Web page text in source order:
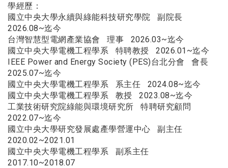
學經歷：
國立中央大學永續與綠能科技研究學院 副院長
2026.08~迄今
台灣智慧型電網產業協會 理事 2026.03~迄今
國立中央大學電機工程學系 特聘教授 2026.01~迄今
IEEE Power and Energy Society (PES)台北分會 會長
2025.07~迄今
國立中央大學電機工程學系 系主任 2024.08~迄今
國立中央大學電機工程學系 教授 2023.08~迄今
工業技術研究院綠能與環境研究所 特聘研究顧問
2022.07~迄今
國立中央大學研究發展處產學營運中心 副主任
2020.02~2021.01
國立中央大學電機工程學系 副系主任
2017.10~2018.07